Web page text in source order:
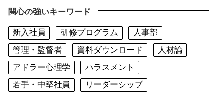
関心の強いキーワード
新入社員 研修プログラム
人事部
管理・監督者
資料ダウンロード
人材論
アドラー心理学
ハラスメント
若手・中堅社員
リーダーシップ